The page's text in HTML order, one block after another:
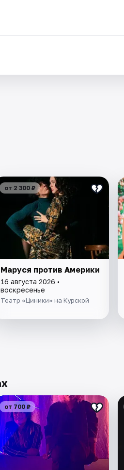
от 2 300 ₽
Маруся против Америки
16 августа 2026 •
воскресенье
Театр «Циники» на Курской
от 700 ₽